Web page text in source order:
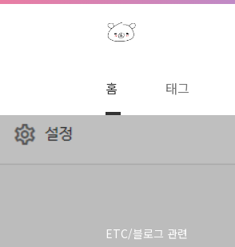
본문 바로가기
홈 태그
ETC/블로그 관련